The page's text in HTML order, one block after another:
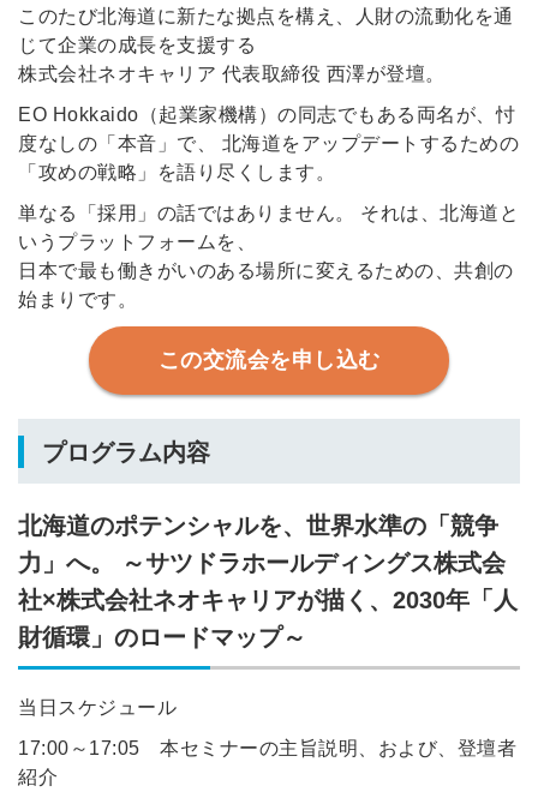
このたび北海道に新たな拠点を構え、人財の流動化を通
じて企業の成長を支援する
株式会社ネオキャリア 代表取締役 西澤が登壇。
EO Hokkaido（起業家機構）の同志でもある両名が、忖
度なしの「本音」で、 北海道をアップデートするための
「攻めの戦略」を語り尽くします。
単なる「採用」の話ではありません。 それは、北海道と
いうプラットフォームを、
日本で最も働きがいのある場所に変えるための、共創の
始まりです。
この交流会を申し込む
プログラム内容
北海道のポテンシャルを、世界水準の「競争
力」へ。 ～サツドラホールディングス株式会
社×株式会社ネオキャリアが描く、2030年「人
財循環」のロードマップ～
当日スケジュール
17:00～17:05 本セミナーの主旨説明、および、登壇者
紹介